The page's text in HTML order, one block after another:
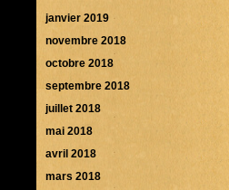
janvier 2019
novembre 2018
octobre 2018
septembre 2018
juillet 2018
mai 2018
avril 2018
mars 2018